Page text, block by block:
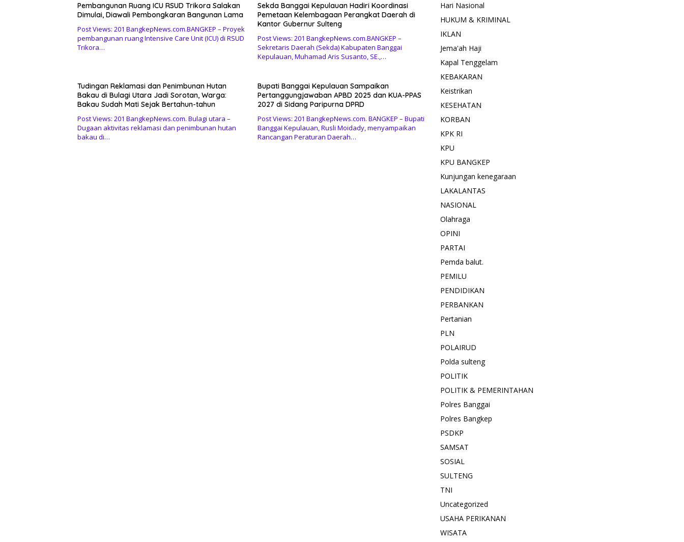
Pembangunan Ruang ICU RSUD Trikora Salakan
Dimulai, Diawali Pembongkaran Bangunan Lama
Post Views: 201 BangkepNews.com.BANGKEP – Proyek
pembangunan ruang Intensive Care Unit (ICU) di RSUD
Trikora…
Sekda Banggai Kepulauan Hadiri Koordinasi
Pemetaan Kelembagaan Perangkat Daerah di
Kantor Gubernur Sulteng
Post Views: 201 BangkepNews.com.BANGKEP –
Sekretaris Daerah (Sekda) Kabupaten Banggai
Kepulauan, Muhamad Aris Susanto, SE.,…
Tudingan Reklamasi dan Penimbunan Hutan
Bakau di Bulagi Utara Jadi Sorotan, Warga:
Bakau Sudah Mati Sejak Bertahun-tahun
Post Views: 201 BangkepNews.com. Bulagi utara –
Dugaan aktivitas reklamasi dan penimbunan hutan
bakau di…
Bupati Banggai Kepulauan Sampaikan
Pertanggungjawaban APBD 2025 dan KUA-PPAS
2027 di Sidang Paripurna DPRD
Post Views: 201 BangkepNews.com. BANGKEP – Bupati
Banggai Kepulauan, Rusli Moidady, menyampaikan
Rancangan Peraturan Daerah…
Hari Nasional
HUKUM & KRIMINAL
IKLAN
Jema'ah Haji
Kapal Tenggelam
KEBAKARAN
Keistrikan
KESEHATAN
KORBAN
KPK RI
KPU
KPU BANGKEP
Kunjungan kenegaraan
LAKALANTAS
NASIONAL
Olahraga
OPINI
PARTAI
Pemda balut.
PEMILU
PENDIDIKAN
PERBANKAN
Pertanian
PLN
POLAIRUD
Polda sulteng
POLITIK
POLITIK & PEMERINTAHAN
Polres Banggai
Polres Bangkep
PSDKP
SAMSAT
SOSIAL
SULTENG
TNI
Uncategorized
USAHA PERIKANAN
WISATA